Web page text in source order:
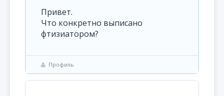
Привет.
Что конкретно выписано
фтизиатором?
Профиль